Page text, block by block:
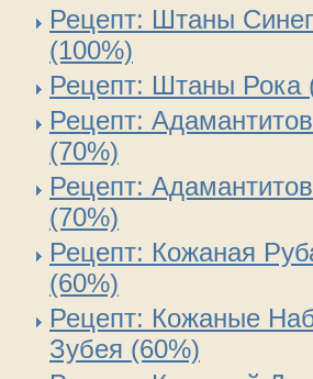
Рецепт: Штаны
(100%)
Рецепт: Штаны Рока
Рецепт:
(70%)
Рецепт:
(70%)
Рецепт: Кожаная
(60%)
Рецепт: Кожаные
Зубея (60%)